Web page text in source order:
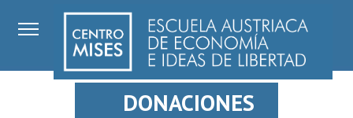
DONACIONES